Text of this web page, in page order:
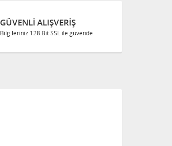
GÜVENLI ALIŞVERIŞ
Bilgileriniz 128 Bit SSL ile güvende